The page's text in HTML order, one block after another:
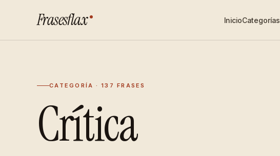
Frasesflax InicioCategorías
CATEGORÍA · 137 FRASES
Crítica